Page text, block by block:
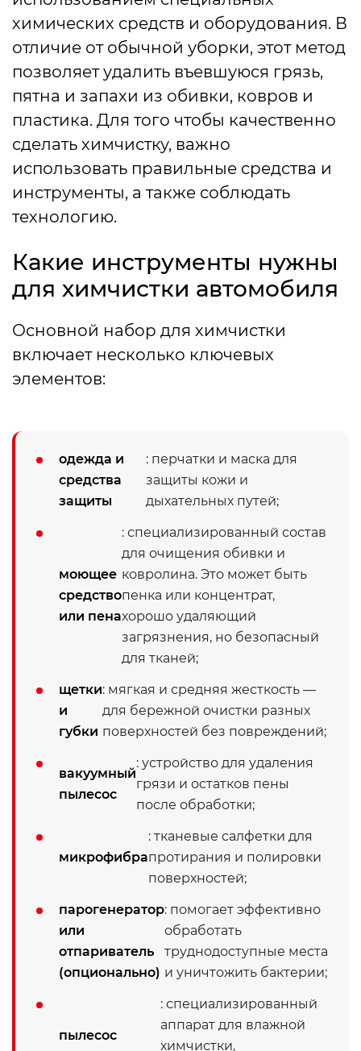
химических средств и оборудования. В
отличие от обычной уборки, этот метод
позволяет удалить въевшуюся грязь,
пятна и запахи из обивки, ковров и
пластика. Для того чтобы качественно
сделать химчистку, важно
использовать правильные средства и
инструменты, а также соблюдать
технологию.
Какие инструменты нужны
для химчистки автомобиля
Основной набор для химчистки
включает несколько ключевых
элементов:
одежда и
средства
защиты
: перчатки и маска для
защиты кожи и
дыхательных путей;
моющее
средство
или пена
: специализированный состав
для очищения обивки и
ковролина. Это может быть
пенка или концентрат,
хорошо удаляющий
загрязнения, но безопасный
для тканей;
щетки
и
губки
: мягкая и средняя жесткость —
для бережной очистки разных
поверхностей без повреждений;
вакуумный
пылесос
: устройство для удаления
грязи и остатков пены
после обработки;
микрофибра
: тканевые салфетки для
протирания и полировки
поверхностей;
парогенератор
или
отпариватель
(опционально)
: помогает эффективно
обработать
труднодоступные места
и уничтожить бактерии;
пылесос
: специализированный
аппарат для влажной
химчистки,